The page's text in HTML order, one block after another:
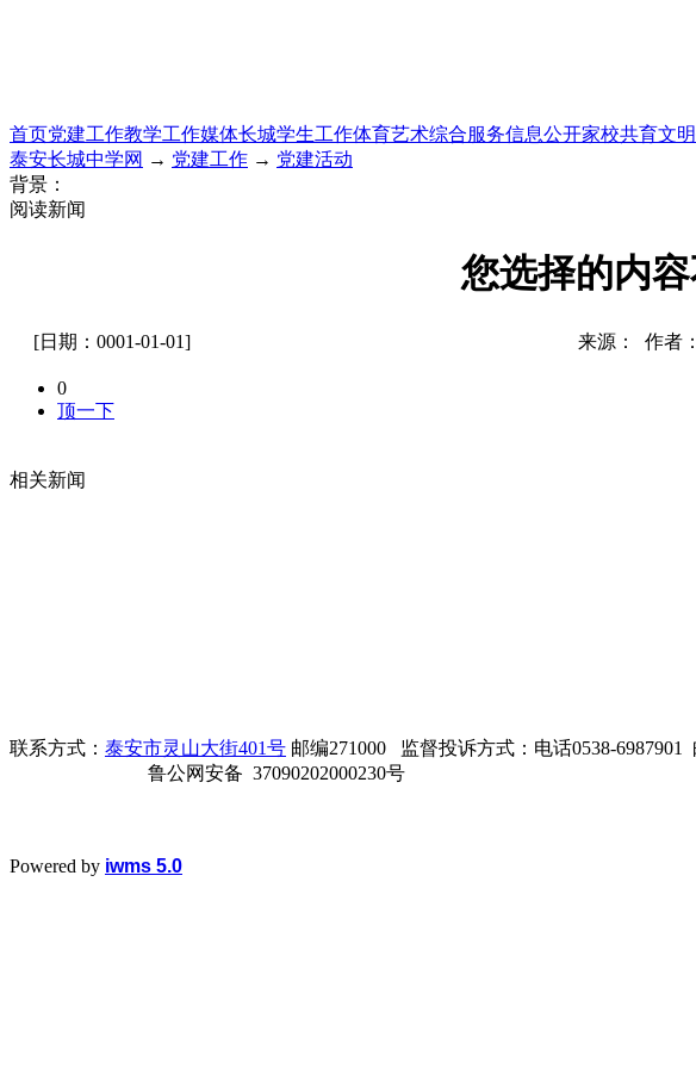
首页党建工作教学工作媒体长城学生工作体育艺术综合服务信息公开家校共育文
泰安长城中学网 → 党建工作 → 党建活动
背景：
阅读新闻
您选择的内容
[日期：0001-01-01] 来源： 作者：
0
顶一下
相关新闻
联系方式： 泰安市灵山大街401号 邮编271000 监督投诉方式：电话0538-6987901
鲁公网安备 37090202000230号
Powered by iwms 5.0